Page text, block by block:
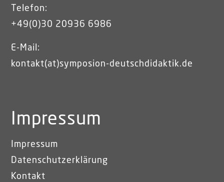
Telefon:
+49(0)30 20936 6986
E-Mail:
kontakt(at)symposion-deutschdidaktik.de
Impressum
Impressum
Datenschutzerklärung
Kontakt